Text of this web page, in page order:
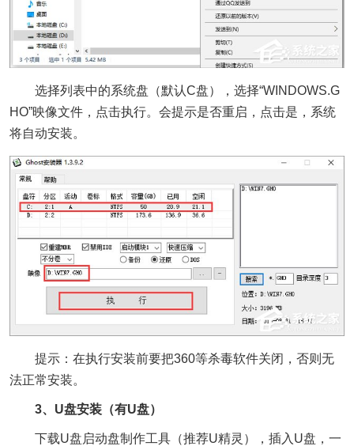
选择列表中的系统盘（默认C盘），选择“WINDOWS.G
HO”映像文件，点击执行。会提示是否重启，点击是，系统
将自动安装。
提示：在执行安装前要把360等杀毒软件关闭，否则无
法正常安装。
3、U盘安装（有U盘）
下载U盘启动盘制作工具（推荐U精灵），插入U盘，一